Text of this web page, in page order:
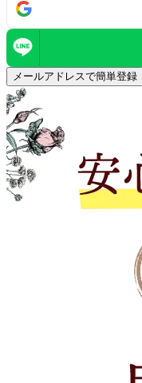
メールアドレスで簡単登録